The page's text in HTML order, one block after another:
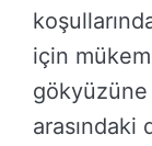
için
gökyüzüne
arasındaki